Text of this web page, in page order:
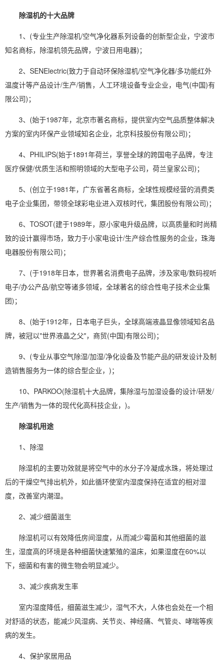
除湿机的十大品牌
1、(专业生产除湿机/空气净化器系列设备的创新型企业，宁波市
知名商标，除湿机领先品牌，宁波日用电器)；
2、SENElectric(致力于自动环保除湿机/空气净化器/多功能红外
温度计等产品设计/生产/销售，人工环境设备专业企业，电气(中国)有
限公司)；
3、(始于1987年，北京市著名商标，提供室内空气品质整体解决
方案的室内环保产业领域知名企业，北京科技股份有限公司)；
4、PHILIPS(始于1891年荷兰，享誉全球的跨国电子品牌，专注
医疗保健/优质生活和照明领域的大型电子公司，荷兰皇家公司)；
5、(创立于1981年，广东省著名商标，全球性规模经营的消费类
电子企业集团，带领全球彩电业进入双核时代，集团股份有限公司)；
6、TOSOT(建于1989年，原小家电升级品牌，以高质量和时尚精
致的设计赢得市场，致力于小家电设计/生产综合性服务的企业，珠海
电器股份有限公司)；
7、(于1918年日本，世界著名消费电子品牌，涉及家电/数码视听
电子/办公产品/航空等诸多领域，全球著名的综合性电子技术企业集
团)；
8、(始于1912年，日本电子巨头，全球高端液晶显像领域知名品
牌，被冠以"世界液晶之父"，商贸(中国)有限公司)；
9、(专业从事空气除湿/加湿/净化设备及节能产品的研发设计及制
造销售服务为一体的综合型企业，)；
10、PARKOO(除湿机十大品牌，集除湿与加湿设备的设计/研发/
生产/销售为一体的现代化高科技企业，)。
除湿机用途
1、除湿
除湿机的主要功效就是将空气中的水分子冷凝成水珠，将处理过
后的干燥空气排出机外，如此循环使室内湿度保持在适宜的相对湿
度，改善室内潮湿。
2、减少细菌滋生
除湿机可以有效降低房间湿度，从而减少霉菌和其他细菌的滋
生，湿度高的环境是各种细菌快速繁殖的温床，如果湿度在60%以
下，细菌和有害的微生物会明显减少。
3、减少疾病发生率
室内湿度降低，细菌滋生减少， 湿气不大，人体也会处在一个相
对舒适的状态，能减少风湿病、关节炎、神经痛、气管炎、哮喘等疾
病的发生。
4、保护家居用品